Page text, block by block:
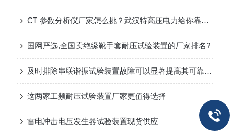
CT 参数分析仪厂家怎么挑？武汉特高压电力给你靠谱答案
国网严选,全国卖绝缘靴手套耐压试验装置的厂家排名?
及时排除串联谐振试验装置故障可以显著提高其可靠性和性能
这两家工频耐压试验装置厂家更值得选择
雷电冲击电压发生器试验装置现货供应